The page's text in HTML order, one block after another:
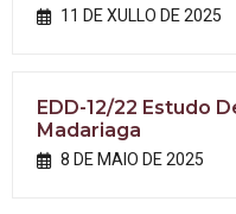
11 DE XULLO DE 2025
EDD-12/22 Estudo
Madariaga
8 DE MAIO DE 2025